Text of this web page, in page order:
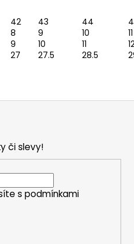
42 43 44
8 9 10
11
9 10 11
27 27.5 28.5
či slevy!
s podmínkami